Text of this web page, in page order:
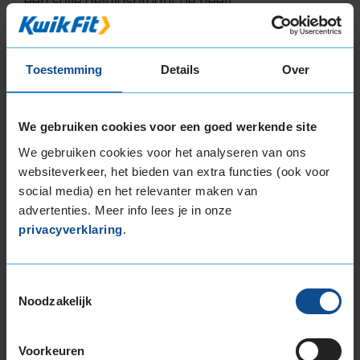
Toestemming Details Over
We gebruiken cookies voor een goed werkende site
We gebruiken cookies voor het analyseren van ons
websiteverkeer, het bieden van extra functies (ook voor
social media) en het relevanter maken van
advertenties. Meer info lees je in onze
privacyverklaring.
Noodzakelijk
Voorkeuren
Wil je nog meer informatie over het
Bandenmontagepakketten
Kies je
bandenmaat omvang (inch)